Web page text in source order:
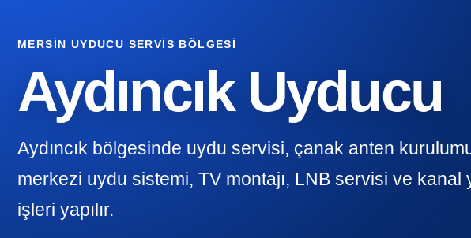
MERSIN UYDUCU SERVIS BÖLGESI
Aydıncık Uyducu
Aydıncık bölgesinde uydu servisi, çanak anten
merkezi uydu sistemi, TV montajı, LNB servisi ve kanal
işleri yapılır.